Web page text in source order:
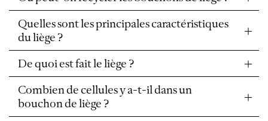
Quelles sont les principales caractéristiques
du liège ?
De quoi est fait le liège ?
Combien de cellules y a-t-il dans un
bouchon de liège ?